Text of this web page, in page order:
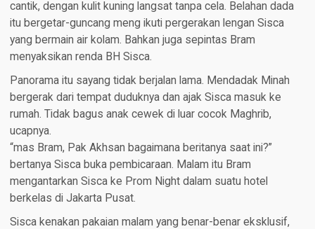
cantik, dengan kulit kuning langsat tanpa cela. Belahan dada
itu bergetar-guncang meng ikuti pergerakan lengan Sisca
yang bermain air kolam. Bahkan juga sepintas Bram
menyaksikan renda BH Sisca.
Panorama itu sayang tidak berjalan lama. Mendadak Minah
bergerak dari tempat duduknya dan ajak Sisca masuk ke
rumah. Tidak bagus anak cewek di luar cocok Maghrib,
ucapnya.
“mas Bram, Pak Akhsan bagaimana beritanya saat ini?”
bertanya Sisca buka pembicaraan. Malam itu Bram
mengantarkan Sisca ke Prom Night dalam suatu hotel
berkelas di Jakarta Pusat.
Sisca kenakan pakaian malam yang benar-benar eksklusif,